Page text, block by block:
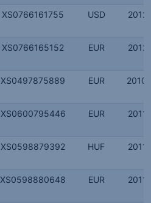
XS0766161755 USD
XS0766165152 EUR
XS0497875889 EUR
XS0600795446 EUR
XS0598879392 HUF
XS0598880648 EUR